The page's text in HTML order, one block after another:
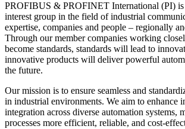
PROFIBUS & PROFINET International (PI) is
interest group in the field of industrial
expertise, companies and people – regionally
Through our member companies working
become standards, standards will lead to
innovative products will deliver powerful
the future.
Our mission is to ensure seamless and
in industrial environments. We aim to enhance
integration across diverse automation systems,
processes more efficient, reliable, and cost-